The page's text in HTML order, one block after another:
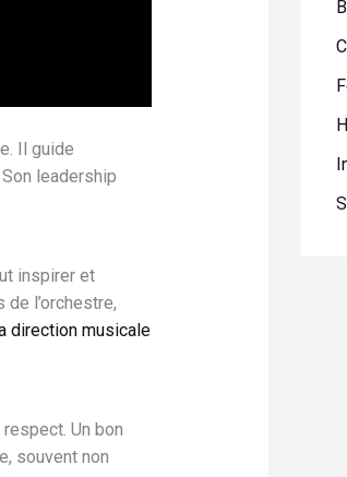
Il guide
leadership
inspirer et
l’orchestre,
direction musicale
Un bon
souvent non